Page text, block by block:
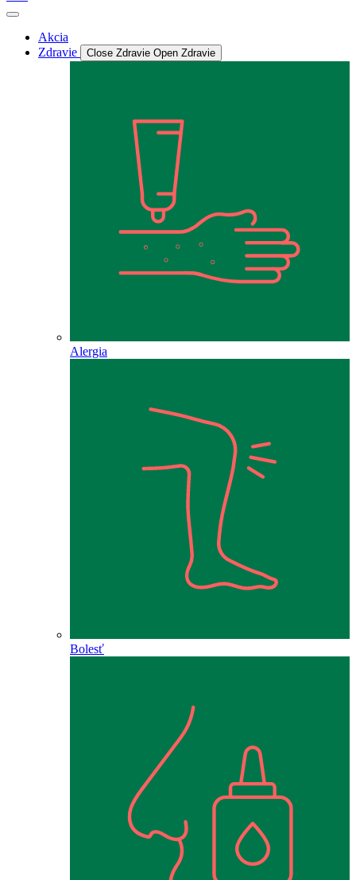
Akcia
Zdravie
Close Zdravie Open Zdravie
Alergia
Bolesť